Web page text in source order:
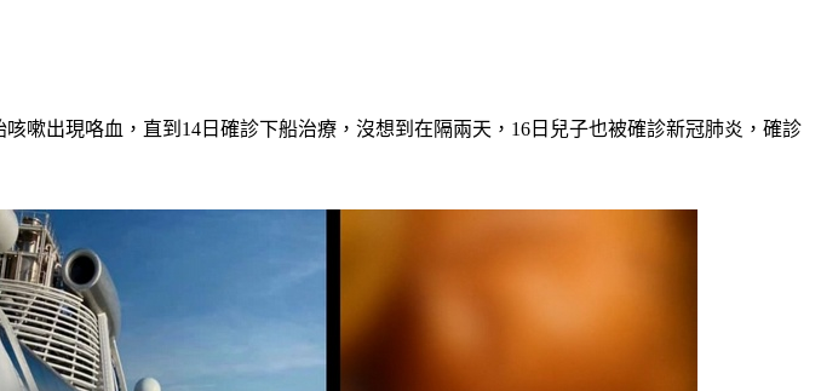
嗽出現咯血，直到14日確診下船治療，沒想到在隔兩天，16日兒子也被確診新冠肺炎，確診